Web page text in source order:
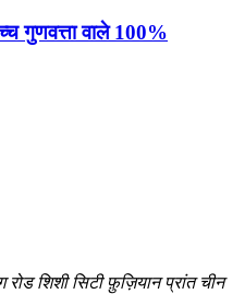
गुणवत्ता वाले 100%
रोड शिशी सिटी फ़ुज़ियान प्रांत चीन